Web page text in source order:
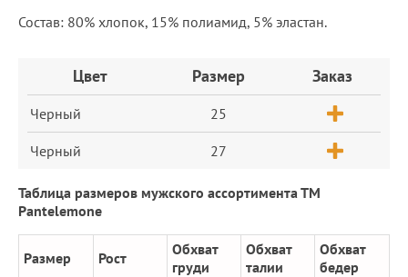
Состав: 80% хлопок, 15% полиамид, 5% эластан.
ЗаказЦвет Размер Заказ
Черный 25
Черный 27
Таблица размеров мужского ассортимента ТМ
Pantelemone
Размер Рост
Обхват
груди
Обхват
талии
Обхват
бедер